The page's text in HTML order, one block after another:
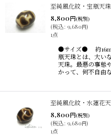
至純風化紋・宝瓶天
8,800円(税別)
(税込: 9,680円)
1点
●サイズ● 約
瓶天珠とは、大い
天珠。最悪の事態
かって、何不自由
至純風化紋・水蓮花
8,800円(税別)
(税込: 9,680円)
1点